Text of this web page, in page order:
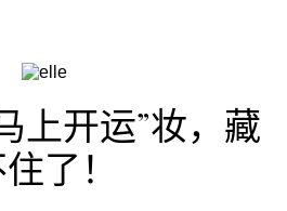
上开运”妆，藏
了！